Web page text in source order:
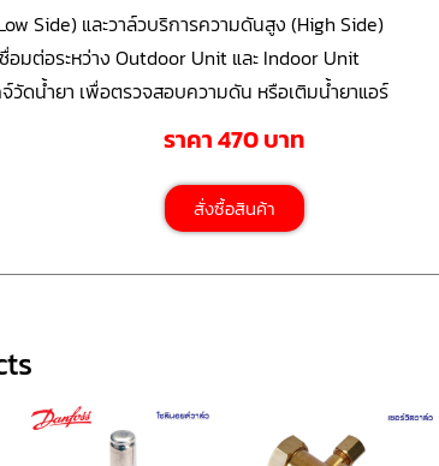
Side) และวาล์วบริการความดันสูง (High Side)
มต่อระหว่าง Outdoor Unit และ Indoor Unit
วัดน้ำยา เพื่อตรวจสอบความดัน หรือเติมน้ำยาแอร์
ราคา 470 บาท
สั่งซื้อสินค้า